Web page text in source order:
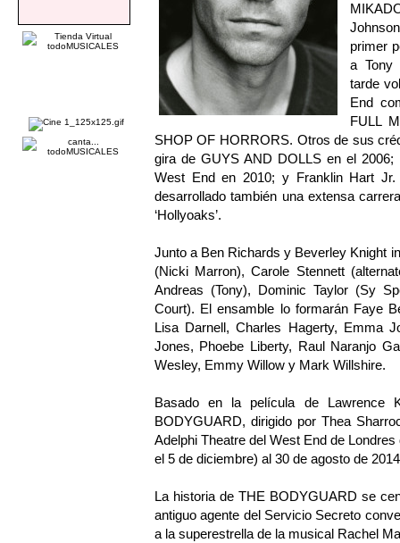
primer
a Tony
tarde
End
FULL
SHOP OF HORRORS. Otros de sus
gira de GUYS AND DOLLS en el
West End en 2010; y Franklin Hart
desarrollado también una extensa
‘Hollyoaks’.
Junto a Ben Richards y Beverley Knight
(Nicki Marron), Carole Stennett
Andreas (Tony), Dominic Taylor (Sy
Court). El ensamble lo formarán Faye
Lisa Darnell, Charles Hagerty, Emma
Jones, Phoebe Liberty, Raul Naranjo
Wesley, Emmy Willow y Mark Willshire.
Basado en la película de Lawrence
BODYGUARD, dirigido por Thea
Adelphi Theatre del West End de
el 5 de diciembre) al 30 de agosto de
La historia de THE BODYGUARD se
antiguo agente del Servicio Secreto
a la superestrella de la musical Rachel